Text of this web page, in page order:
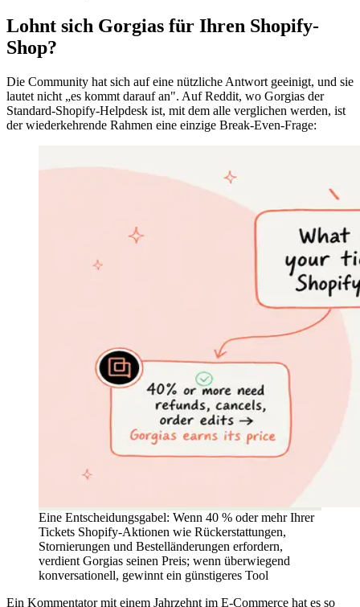
Lohnt sich Gorgias für Ihren Shopify-
Shop?
Die Community hat sich auf eine nützliche Antwort geeinigt, und sie
lautet nicht „es kommt darauf an". Auf Reddit, wo Gorgias der
Standard-Shopify-Helpdesk ist, mit dem alle verglichen werden, ist
der wiederkehrende Rahmen eine einzige Break-Even-Frage:
Eine Entscheidungsgabel: Wenn 40 % oder mehr Ihrer
Tickets Shopify-Aktionen wie Rückerstattungen,
Stornierungen und Bestelländerungen erfordern,
verdient Gorgias seinen Preis; wenn überwiegend
konversationell, gewinnt ein günstigeres Tool
Ein Kommentator mit einem Jahrzehnt im E-Commerce hat es so